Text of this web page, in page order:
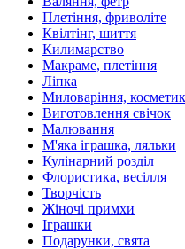
Плетіння, фриволіте
Квілтінг, шиття
Килимарство
Макраме, плетіння
Ліпка
Миловаріння,
Виготовлення свічок
Малювання
М'яка іграшка, ляльки
Кулінарний розділ
Флористика, весілля
Творчість
Жіночі примхи
Іграшки
Подарунки, свята